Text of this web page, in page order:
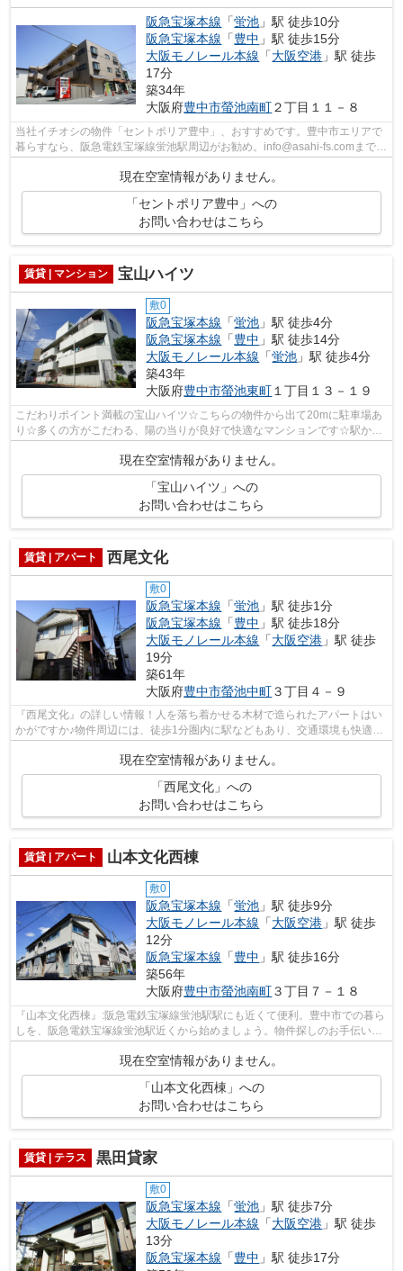
阪急宝塚本線 「蛍池 」駅 徒歩10分
阪急宝塚本線 「豊中 」駅 徒歩15分
大阪モノレール本線 「大阪空港 」駅 徒歩
17分
築34年
大阪府豊中市螢池南町２丁目１１－８
当社イチオシの物件「セントポリア豊中」、おすすめです。豊中市エリアで
暮らすなら、阪急電鉄宝塚線蛍池駅周辺がお勧め。info@asahi-fs.comまでい
現在空室情報がありません。
「セントポリア豊中」への
お問い合わせはこちら
賃貸 | マンション 宝山ハイツ
敷0
阪急宝塚本線 「蛍池 」駅 徒歩4分
阪急宝塚本線 「豊中 」駅 徒歩14分
大阪モノレール本線 「蛍池 」駅 徒歩4分
築43年
大阪府豊中市螢池東町 １丁目１３－１９
こだわりポイント満載の宝山ハイツ☆こちらの物件から出て20mに駐車場あ
り☆多くの方がこだわる、陽の当りが良好で快適なマンションです☆駅から
徒歩4分というアクセス良好な駅近物件はい...
現在空室情報がありません。
「宝山ハイツ」への
お問い合わせはこちら
賃貸 | アパート 西尾文化
敷0
阪急宝塚本線 「蛍池 」駅 徒歩1分
阪急宝塚本線 「豊中 」駅 徒歩18分
大阪モノレール本線 「大阪空港 」駅 徒歩
19分
築61年
大阪府豊中市螢池中町３丁目４－９
『西尾文化』の詳しい情報！人を落ち着かせる木材で造られたアパートはい
かがですか♪物件周辺には、徒歩1分圏内に駅などもあり、交通環境も快適で
現在空室情報がありません。
「西尾文化」への
お問い合わせはこちら
賃貸 | アパート 山本文化西棟
敷0
阪急宝塚本線 「蛍池 」駅 徒歩9分
大阪モノレール本線 「大阪空港 」駅 徒歩
12分
阪急宝塚本線 「豊中 」駅 徒歩16分
築56年
大阪府豊中市螢池南町３丁目７－１８
『山本文化西棟』:阪急電鉄宝塚線蛍池駅駅にも近くて便利。豊中市での暮ら
しを、阪急電鉄宝塚線蛍池駅近くから始めましょう。物件探しのお手伝いを
現在空室情報がありません。
「山本文化西棟」への
お問い合わせはこちら
賃貸 | テラス 黒田貸家
敷0
阪急宝塚本線 「蛍池 」駅 徒歩7分
大阪モノレール本線 「大阪空港 」駅 徒歩
13分
阪急宝塚本線 「豊中 」駅 徒歩17分